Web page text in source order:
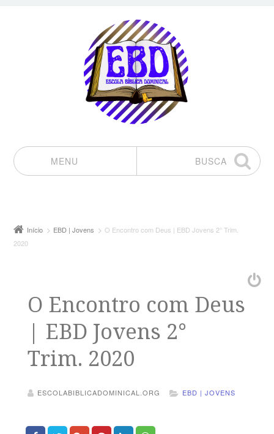
MENU
BUSCA
Início EBD | Jovens
O Encontro com Deus | EBD Jovens 2° Trim.
2020
O Encontro com Deus
| EBD Jovens 2°
Trim. 2020
ESCOLABIBLICADOMINICAL.ORG EBD | JOVENS